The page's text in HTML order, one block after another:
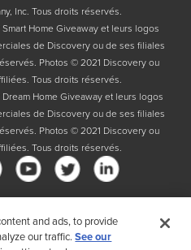
Inc. Tous droits réservés.
Home Giveaway et leurs logos
de Discovery ou de ses filiales
Photos © 2021 Discovery ou
Tous droits réservés.
Home Giveaway et leurs logos
de Discovery ou de ses filiales
Photos © 2021 Discovery ou
Tous droits réservés.
and ads, to provide
our traffic.See our